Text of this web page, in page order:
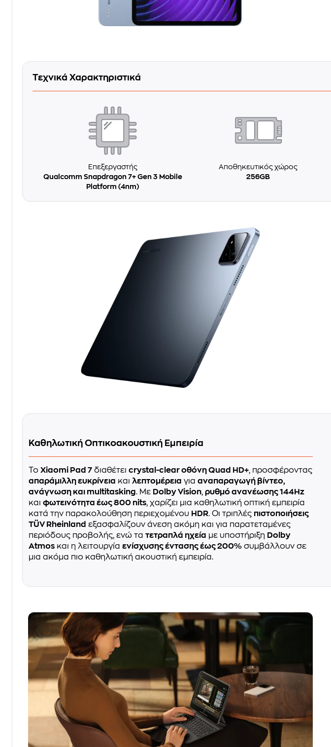
Τεχνικά Χαρακτηριστικά
Επεξεργαστής
Qualcomm Snapdragon 7+ Gen 3 Mobile
Platform (4nm)
Αποθηκευτικός χώρος
256GB
Καθηλωτική Οπτικοακουστική Εμπειρία
Το Xiaomi Pad 7 διαθέτει crystal-clear οθόνη Quad HD+, προσφέροντας
απαράμιλλη ευκρίνεια και λεπτομέρεια για αναπαραγωγή βίντεο,
ανάγνωση και multitasking. Με Dolby Vision, ρυθμό ανανέωσης 144Hz
και φωτεινότητα έως 800 nits, χαρίζει μια καθηλωτική οπτική εμπειρία
κατά την παρακολούθηση περιεχομένου HDR. Οι τριπλές πιστοποιήσεις
TÜV Rheinland εξασφαλίζουν άνεση ακόμη και για παρατεταμένες
περιόδους προβολής, ενώ τα τετραπλά ηχεία με υποστήριξη Dolby
Atmos και η λειτουργία ενίσχυσης έντασης έως 200% συμβάλλουν σε
μια ακόμα πιο καθηλωτική ακουστική εμπειρία.